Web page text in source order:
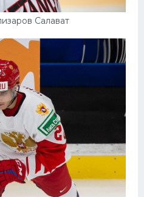
Салават